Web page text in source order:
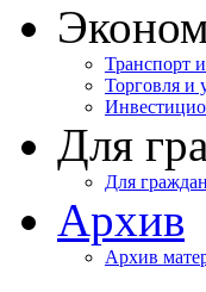
Транспорт и
Торговля и
Для
Для
Архив
Архив